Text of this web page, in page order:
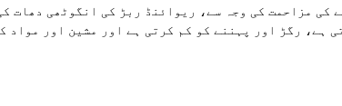
کی مزاحمت کی وجہ سے، ریوائنڈ ربڑ کی انگوٹھی دھات
ہے، رگڑ اور پہننے کو کم کرتی ہے اور مشین اور مواد